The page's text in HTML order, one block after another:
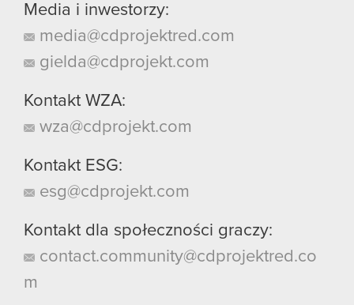
Media i inwestorzy:
media@cdprojektred.com
gielda@cdprojekt.com
Kontakt WZA:
wza@cdprojekt.com
Kontakt ESG:
esg@cdprojekt.com
Kontakt dla społeczności graczy:
contact.community@cdprojektred.co
m